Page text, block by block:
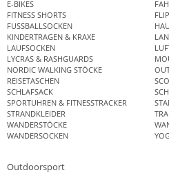
E-BIKES
FITNESS SHORTS
FUSSBALLSOCKEN
KINDERTRAGEN & KRAXE
LAUFSOCKEN
LYCRAS & RASHGUARDS
NORDIC WALKING STÖCKE
REISETASCHEN
SCHLAFSACK
SPORTUHREN & FITNESSTRACKER
STRANDKLEIDER
WANDERSTÖCKE
WANDERSOCKEN
Outdoorsport